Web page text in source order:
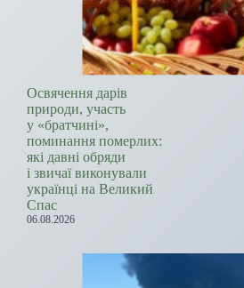
Освячення дарів
природи, участь
у «братчині»,
поминання померлих:
які давні обряди
і звичаї виконували
українці на Великий
Спас
06.08.2026